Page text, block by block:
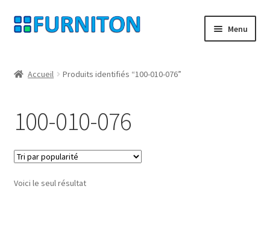
Aller
à
navigation
Aller
au
Menu
Protection des données
Droit de rétractation
Contact
Accueil Produits identifiés “100-010-076”
100-010-076
Voici le seul résultat